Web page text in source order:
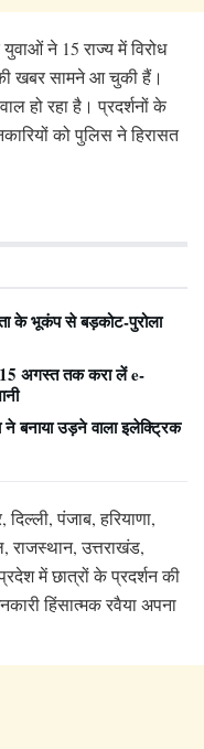
ने 15 राज्य में विरोध
खबर सामने आ चुकी हैं।
हो रहा है। प्रदर्शनों के
को पुलिस ने हिरासत
के भूकंप से बड़कोट-पुरोला
अगस्त तक करा लें e-
बनाया उड़ने वाला इलेक्ट्रिक
पंजाब, हरियाणा,
राजस्थान, उत्तराखंड,
में छात्रों के प्रदर्शन की
हिंसात्मक रवैया अपना